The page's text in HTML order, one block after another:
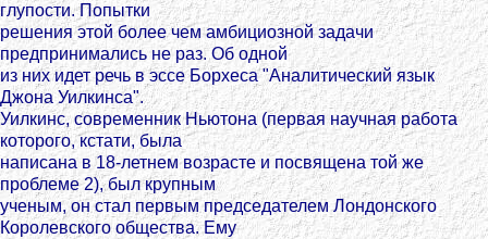
глупости. Попытки
решения этой более чем амбициозной задачи
предпринимались не раз. Об одной
из них идет речь в эссе Борхеса "Аналитический язык
Джона Уилкинса".
Уилкинс, современник Ньютона (первая научная работа
которого, кстати, была
написана в 18-летнем возрасте и посвящена той же
проблеме 2), был крупным
ученым, он стал первым председателем Лондонского
Королевского общества. Ему